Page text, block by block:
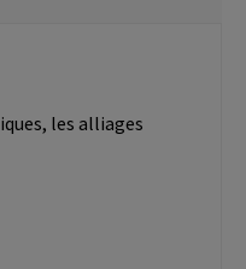
les alliages